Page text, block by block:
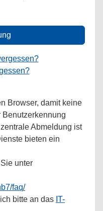
Browser, damit keine
Benutzerkennung
Abmeldung ist
bieten ein
unter
faq/
bitte an das IT-